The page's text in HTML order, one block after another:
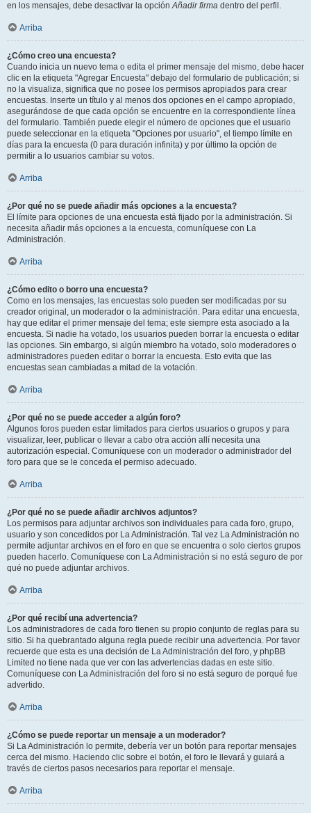
en los mensajes, debe desactivar la opciónAñadir firma dentro del perfil.
Arriba
¿Cómo creo una encuesta?
Cuando inicia un nuevo tema o edita el primer mensaje del mismo, debe hacer
clic en la etiqueta "Agregar Encuesta" debajo del formulario de publicación; si
no la visualiza, significa que no posee los permisos apropiados para crear
encuestas. Inserte un título y al menos dos opciones en el campo apropiado,
asegurándose de que cada opción se encuentre en la correspondiente línea
del formulario. También puede elegir el número de opciones que el usuario
puede seleccionar en la etiqueta "Opciones por usuario", el tiempo límite en
días para la encuesta (0 para duración infinita) y por último la opción de
permitir a lo usuarios cambiar su votos.
Arriba
¿Por qué no se puede añadir más opciones a la encuesta?
El límite para opciones de una encuesta está fijado por la administración. Si
necesita añadir más opciones a la encuesta, comuníquese con La
Administración.
Arriba
¿Cómo edito o borro una encuesta?
Como en los mensajes, las encuestas solo pueden ser modificadas por su
creador original, un moderador o la administración. Para editar una encuesta,
hay que editar el primer mensaje del tema; este siempre esta asociado a la
encuesta. Si nadie ha votado, los usuarios pueden borrar la encuesta o editar
las opciones. Sin embargo, si algún miembro ha votado, solo moderadores o
administradores pueden editar o borrar la encuesta. Esto evita que las
encuestas sean cambiadas a mitad de la votación.
Arriba
¿Por qué no se puede acceder a algún foro?
Algunos foros pueden estar limitados para ciertos usuarios o grupos y para
visualizar, leer, publicar o llevar a cabo otra acción allí necesita una
autorización especial. Comuníquese con un moderador o administrador del
foro para que se le conceda el permiso adecuado.
Arriba
¿Por qué no se puede añadir archivos adjuntos?
Los permisos para adjuntar archivos son individuales para cada foro, grupo,
usuario y son concedidos por La Administración. Tal vez La Administración no
permite adjuntar archivos en el foro en que se encuentra o solo ciertos grupos
pueden hacerlo. Comuníquese con La Administración si no está seguro de por
qué no puede adjuntar archivos.
Arriba
¿Por qué recibí una advertencia?
Los administradores de cada foro tienen su propio conjunto de reglas para su
sitio. Si ha quebrantado alguna regla puede recibir una advertencia. Por favor
recuerde que esta es una decisión de La Administración del foro, y phpBB
Limited no tiene nada que ver con las advertencias dadas en este sitio.
Comuníquese con La Administración del foro si no está seguro de porqué fue
advertido.
Arriba
¿Cómo se puede reportar un mensaje a un moderador?
Si La Administración lo permite, debería ver un botón para reportar mensajes
cerca del mismo. Haciendo clic sobre el botón, el foro le llevará y guiará a
través de ciertos pasos necesarios para reportar el mensaje.
Arriba